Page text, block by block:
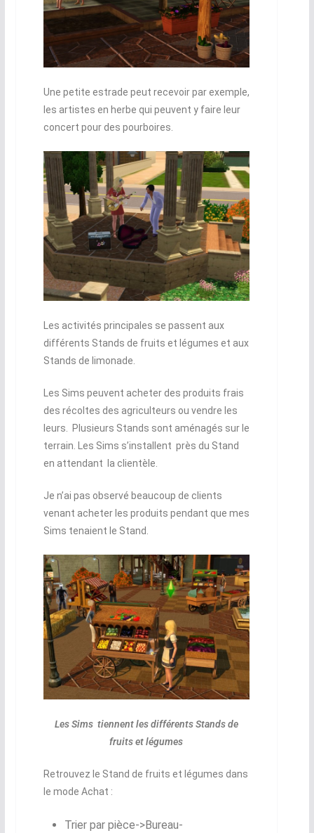
Une petite estrade peut recevoir par exemple,
les artistes en herbe qui peuvent y faire leur
concert pour des pourboires.
Les activités principales se passent aux
différents Stands de fruits et légumes et aux
Stands de limonade.
Les Sims peuvent acheter des produits frais
des récoltes des agriculteurs ou vendre les
leurs. Plusieurs Stands sont aménagés sur le
terrain. Les Sims s’installent près du Stand
en attendant la clientèle.
Je n’ai pas observé beaucoup de clients
venant acheter les produits pendant que mes
Sims tenaient le Stand.
Les Sims tiennent les différents Stands de
fruits et légumes
Retrouvez le Stand de fruits et légumes dans
le mode Achat :
Trier par pièce->Bureau-